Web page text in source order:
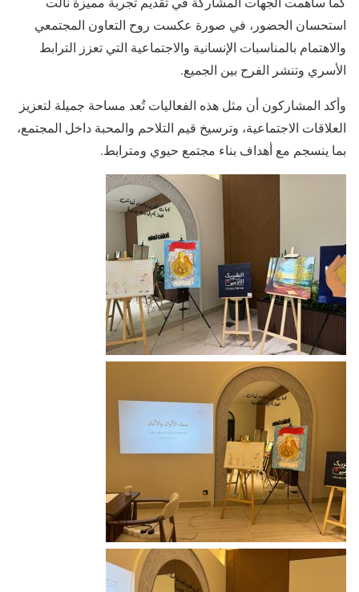
استحسان الحضور، في صورة عكست روح التعاون المجتمعي
والاهتمام بالمناسبات الإنسانية والاجتماعية التي تعزز الترابط
الأسري وتنشر الفرح بين الجميع.
وأكد المشاركون أن مثل هذه الفعاليات تُعد مساحة جميلة لتعزيز
العلاقات الاجتماعية، وترسيخ قيم التلاحم والمحبة داخل المجتمع،
بما ينسجم مع أهداف بناء مجتمع حيوي ومترابط.